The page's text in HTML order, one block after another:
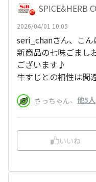
SPICE&HERB
2026/04/01 10:05
seri_chanさん、こん
新商品の七味ごまし
ございます♪
牛すじとの相性は間
さっちゃん、 他5人
いいね